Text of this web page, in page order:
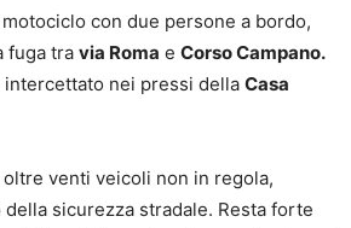
con due persone a bordo,
fuga tra via Roma e Corso Campano.
nei pressi della Casa
oltre venti veicoli non in regola,
sicurezza stradale. Resta forte